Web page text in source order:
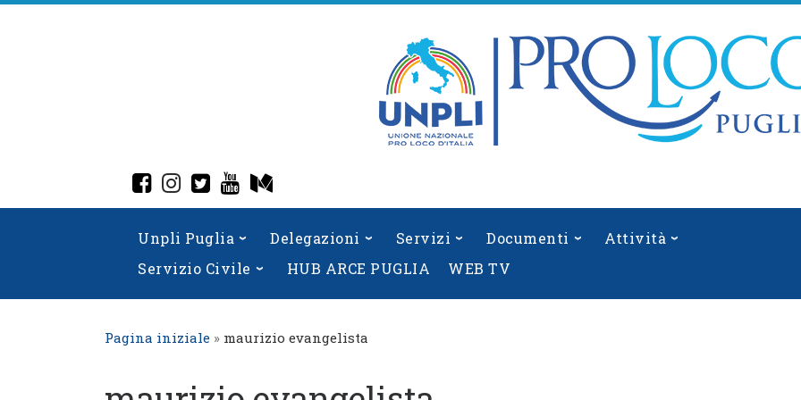
Skip
fab fa-facebook-square
fab fa-instagram
fab fa-twitter-square
fab fa-youtube
Unpli Puglia Delegazioni Servizi Documenti
Attività
Servizio Civile
HUB ARCE PUGLIA WEB TV
Pagina iniziale » maurizio evangelista